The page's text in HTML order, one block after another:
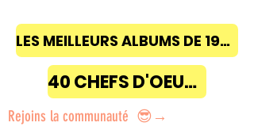
LES MEILLEURS ALBUMS DE 1968 à 2018
40 CHEFS D'OEUVRE
Rejoins la communauté 😎→